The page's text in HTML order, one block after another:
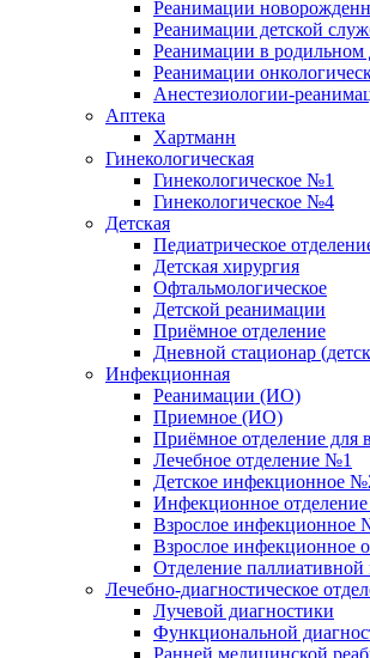
Реанимации
Реанимации детской
Реанимации в родильном
Реанимации
Анестезиологии-
Аптека
Хартманн
Гинекологическая
Гинекологическое №1
Гинекологическое №4
Детская
Педиатрическое
Детская хирургия
Офтальмологическое
Детской реанимации
Приёмное отделение
Дневной стационар
Инфекционная
Реанимации (ИО)
Приемное (ИО)
Приёмное отделение для
Лечебное отделение №1
Детское инфекционное
Инфекционное
Взрослое инфекционное
Взрослое инфекционное
Отделение
Лечебно-диагностическое
Лучевой диагностики
Функциональной
Ранней медицинской